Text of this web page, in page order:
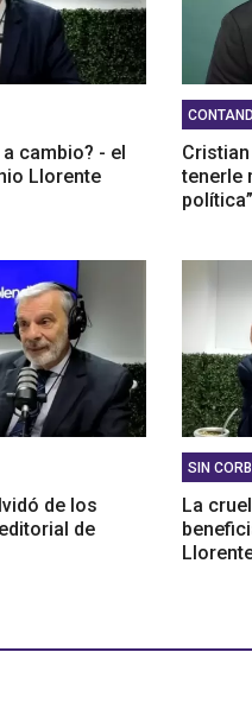
cambio? - el
Llorente
tenerle
política”
de los
de
SIN
La